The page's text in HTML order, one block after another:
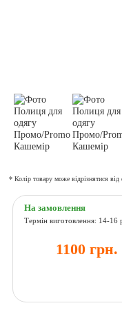
* Колір товару може відрізнятися від
На замовлення
Термін виготовлення: 14-16
1100 грн.